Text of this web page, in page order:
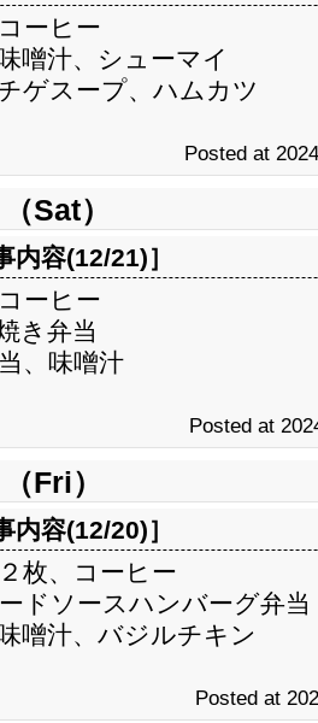
ーヒー
噌汁、シューマイ
ゲスープ、ハムカツ
Posted at
Sat）
内容(12/21)］
ーヒー
き弁当
、味噌汁
Posted at
Fri）
内容(12/20)］
枚、コーヒー
ドソースハンバーグ弁当
噌汁、バジルチキン
Posted at